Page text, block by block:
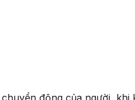
động của người,